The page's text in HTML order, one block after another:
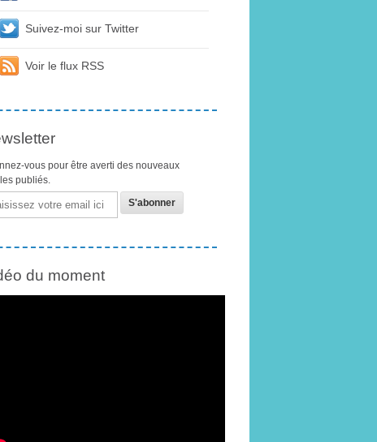
Suivez-moi sur Twitter
Voir le flux RSS
vous pour être averti des nouveaux
publiés.
du moment